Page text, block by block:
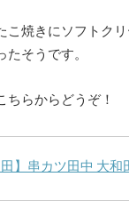
こ焼きにソフトク
そうです。
ちらからどうぞ！
田】串カツ田中 大和